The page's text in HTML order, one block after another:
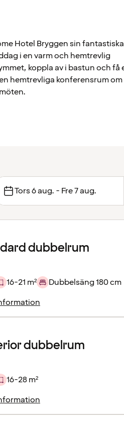
Hotel Bryggen sin fantastiska
i en varm och hemtrevlig
koppla av i bastun och få
hemtrevliga konferensrum om
Tors 6 aug. - Fre 7 aug.
dubbelrum
16-21 m²
Dubbelsäng 180 cm
dubbelrum
16-28 m²